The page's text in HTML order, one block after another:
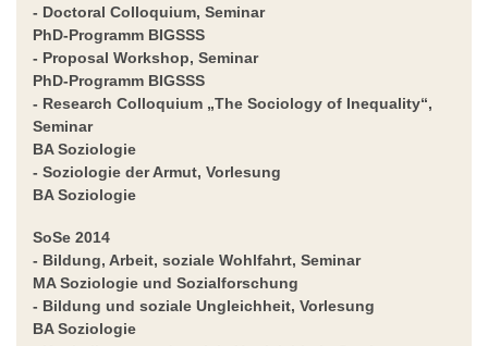
- Doctoral Colloquium, Seminar
PhD-Programm BIGSSS
- Proposal Workshop, Seminar
PhD-Programm BIGSSS
- Research Colloquium „The Sociology of Inequality“,
Seminar
BA Soziologie
- Soziologie der Armut, Vorlesung
BA Soziologie
SoSe 2014
- Bildung, Arbeit, soziale Wohlfahrt, Seminar
MA Soziologie und Sozialforschung
- Bildung und soziale Ungleichheit, Vorlesung
BA Soziologie